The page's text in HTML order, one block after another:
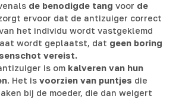
de benodigde tang voor de
ervoor dat de antizuiger correct
het individu wordt vastgeklemd
wordt geplaatst, dat geen boring
vereist.
is om kalveren van hun
. Het is voorzien van puntjes die
bij de moeder, die dan weigert